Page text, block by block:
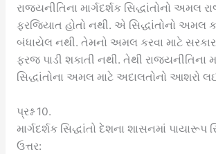
રાજ્યનીતિના માર્ગદર્શક સિદ્ધાંતોનો અમલ
ફરજિયાત હોતો નથી. એ સિદ્ધાંતોનો અમલ
બંધાયેલ નથી. તેમનો અમલ કરવા માટે
ફરજ પાડી શકાતી નથી. તેથી રાજ્યનીતિના
સિદ્ધાંતોના અમલ માટે અદાલતોનો આશરો
પ્રશ્ન 10.
માર્ગદર્શક સિદ્ધાંતો દેશના શાસનમાં પાયારૂપ
ઉત્તર: